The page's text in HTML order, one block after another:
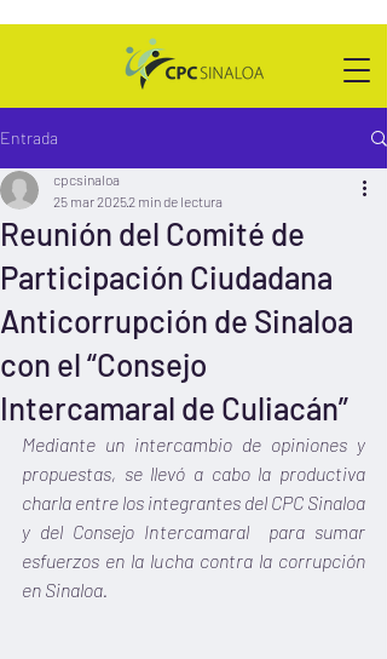
Entrada
Reunión del Comité de
Participación Ciudadana
Anticorrupción de Sinaloa
con el “Consejo
Intercamaral de Culiacán”
cpcsinaloa
25 mar 20252 min de lectura
Mediante un intercambio de opiniones y
propuestas, se llevó a cabo la productiva
charla entre los integrantes del CPC Sinaloa
y del Consejo Intercamaral  para sumar
esfuerzos en la lucha contra la corrupción
en Sinaloa.